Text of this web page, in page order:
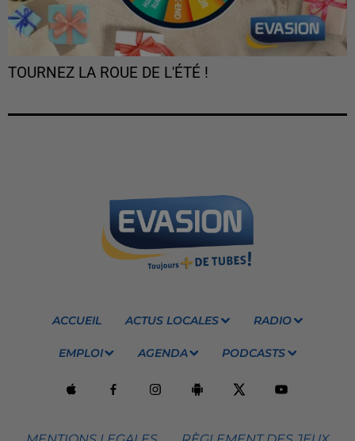
TOURNEZ LA ROUE DE L'ÉTÉ !
ACCUEIL ACTUS LOCALES RADIO
EMPLOI AGENDA PODCASTS